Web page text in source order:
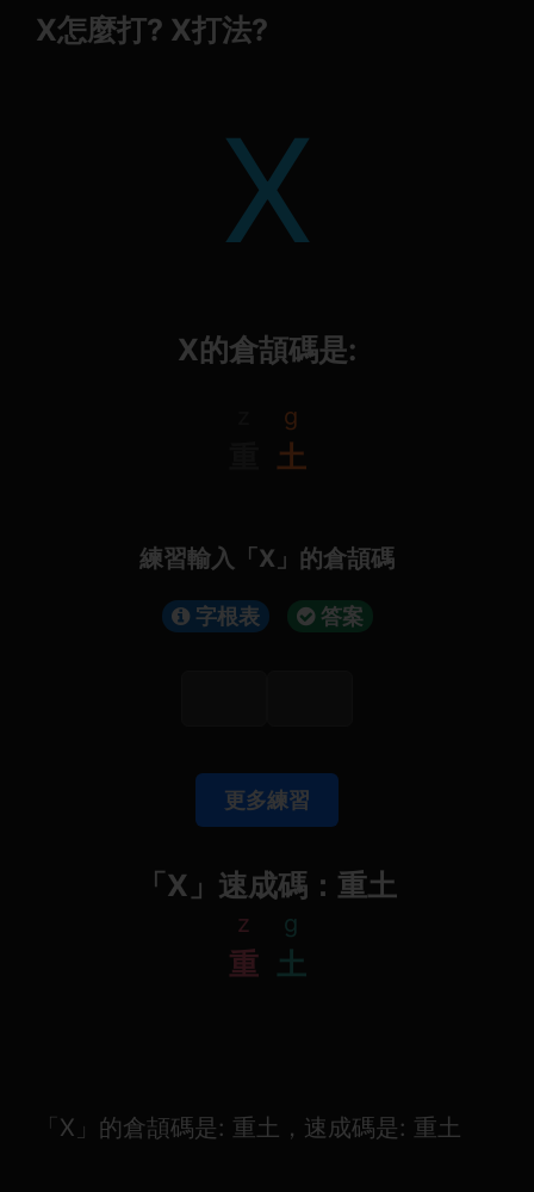
Х怎麼打? Х打法?
Х
Х的倉頡碼是:
g
土
練習輸入「Х」的倉頡碼
字根表 答案
更多練習
「Х」速成碼：重土
z
重
g
土
「Х」的倉頡碼是: 重土，速成碼是: 重土